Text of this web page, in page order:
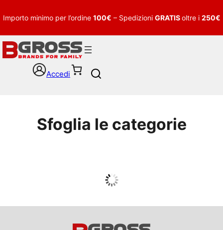
Importo minimo per l’ordine 100€ – Spedizioni GRATISoltre i 250€
Accedi
h
Sfoglia le categorie
Guarda tutto